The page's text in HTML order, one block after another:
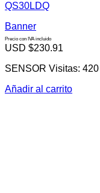
QS30LDQ
Banner
Precio con IVA incluido
USD $230.91
SENSOR Visitas: 420
Añadir al carrito